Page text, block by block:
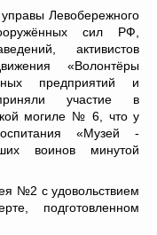
Левобережного
сил РФ,
активистов
«Волонтёры
предприятий и
участие в
могиле № 6, что у
«Музей -
воинов минутой
№2 с удовольствием
подготовленном